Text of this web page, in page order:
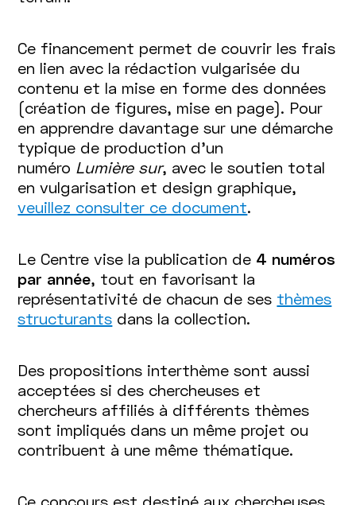
Ce financement permet de couvrir les frais
en lien avec la rédaction vulgarisée du
contenu et la mise en forme des données
(création de figures, mise en page). Pour
en apprendre davantage sur une démarche
typique de production d'un
numéro Lumière sur, avec le soutien total
en vulgarisation et design graphique,
veuillez consulter ce document.
Le Centre vise la publication de 4 numéros
par année, tout en favorisant la
représentativité de chacun de ses thèmes
structurants dans la collection.
Des propositions interthème sont aussi
acceptées si des chercheuses et
chercheurs affiliés à différents thèmes
sont impliqués dans un même projet ou
contribuent à une même thématique.
Ce concours est destiné aux chercheuses